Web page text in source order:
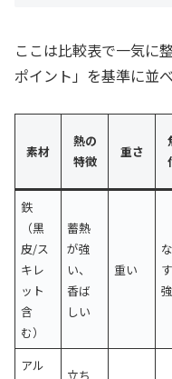
ここは比較表で一気に
ポイント」を基準に並
素材
熱の
特徴
重さ
鉄
（黒
皮/ス
キレ
ット
含
む）
蓄熱
が強
い、
香ば
しい
重い
アル
立ち